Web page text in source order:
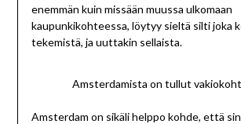
enemmän kuin missään muussa ulkomaan
kaupunkikohteessa, löytyy sieltä silti joka
tekemistä, ja uuttakin sellaista.
Amsterdamista on tullut
Amsterdam on sikäli helppo kohde, että